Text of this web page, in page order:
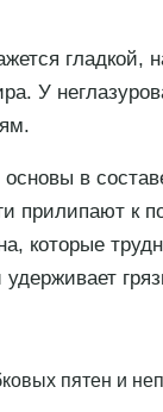
гладкой,
У
в
прилипают к
которые
пятен и